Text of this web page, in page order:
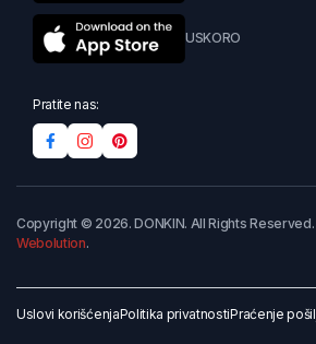
USKORO
Pratite nas:
Copyright © 2026. DONKIN. All Rights
Webolution.
Uslovi korišćenjaPolitika privatnostiPraćenje